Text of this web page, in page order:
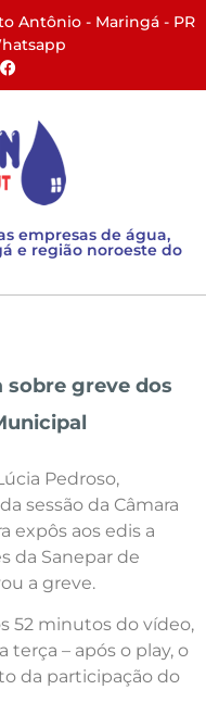
Antônio - Maringá - PR​
empresas de água,
e região noroeste do
sobre greve dos
Pedroso,
sessão da Câmara
expôs aos edis a
da Sanepar de
a greve.
52 minutos do vídeo,
terça – após o play, o
da participação do